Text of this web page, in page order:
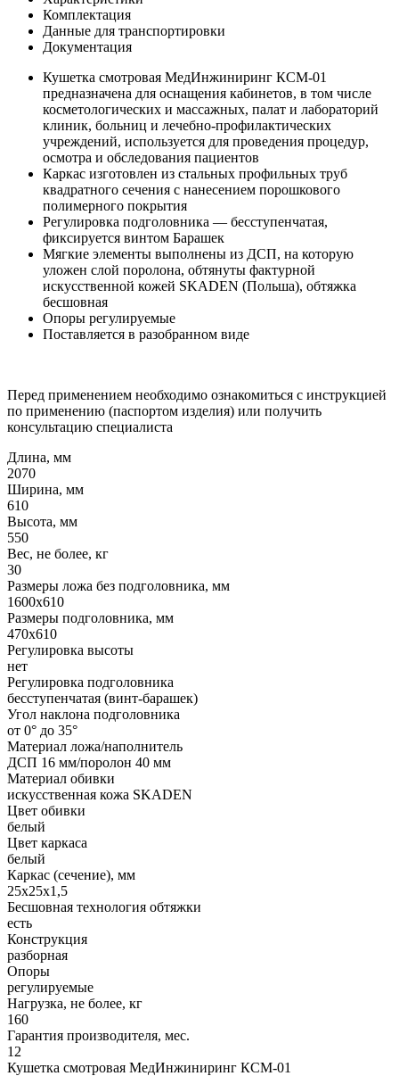
Комплектация
Данные для транспортировки
Документация
Кушетка смотровая МедИнжиниринг КСМ-01
предназначена для оснащения кабинетов, в том числе
косметологических и массажных, палат и лабораторий
клиник, больниц и лечебно-профилактических
учреждений, используется для проведения процедур,
осмотра и обследования пациентов
Каркас изготовлен из стальных профильных труб
квадратного сечения с нанесением порошкового
полимерного покрытия
Регулировка подголовника — бесступенчатая,
фиксируется винтом Барашек
Мягкие элементы выполнены из ДСП, на которую
уложен слой поролона, обтянуты фактурной
искусственной кожей SKADEN (Польша), обтяжка
бесшовная
Опоры регулируемые
Поставляется в разобранном виде
Перед применением необходимо ознакомиться с инструкцией
по применению (паспортом изделия) или получить
консультацию специалиста
Длина, мм
2070
Ширина, мм
610
Высота, мм
550
Вес, не более, кг
30
Размеры ложа без подголовника, мм
1600х610
Размеры подголовника, мм
470х610
Регулировка высоты
нет
Регулировка подголовника
бесступенчатая (винт-барашек)
Угол наклона подголовника
от 0° до 35°
Материал ложа/наполнитель
ДСП 16 мм/поролон 40 мм
Материал обивки
искусственная кожа SKADEN
Цвет обивки
белый
Цвет каркаса
белый
Каркас (сечение), мм
25х25х1,5
Бесшовная технология обтяжки
есть
Конструкция
разборная
Опоры
регулируемые
Нагрузка, не более, кг
160
Гарантия производителя, мес.
12
Кушетка смотровая МедИнжиниринг КСМ-01